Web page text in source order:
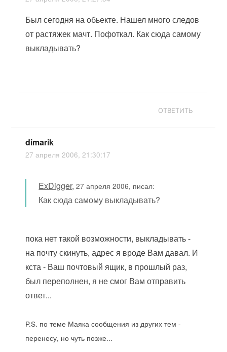
Был сегодня на обьекте. Нашел много следов
от растяжек мачт. Пофоткал. Как сюда самому
выкладывать?
ОТВЕТИТЬ
dimarik
27 апреля 2006, 21:30:17
ExDigger,27 апреля 2006, писал:
Как сюда самому выкладывать?
пока нет такой возможности, выкладывать -
на почту скинуть, адрес я вроде Вам давал. И
кста - Ваш почтовый ящик, в прошлый раз,
был переполнен, я не смог Вам отправить
ответ...
P.S. по теме Маяка сообщения из других тем -
перенесу, но чуть позже...